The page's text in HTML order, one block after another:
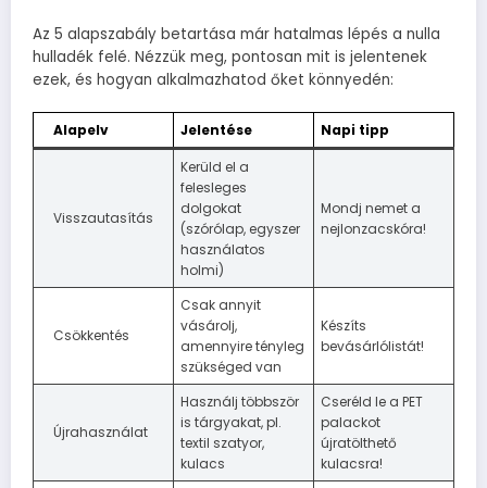
Az 5 alapszabály betartása már hatalmas lépés a nulla
hulladék felé. Nézzük meg, pontosan mit is jelentenek
ezek, és hogyan alkalmazhatod őket könnyedén:
Alapelv Jelentése Napi tipp
Visszautasítás
Kerüld el a
felesleges
dolgokat
(szórólap, egyszer
használatos
holmi)
Mondj nemet a
nejlonzacskóra!
Csökkentés
Csak annyit
vásárolj,
amennyire tényleg
szükséged van
Készíts
bevásárlólistát!
Újrahasználat
Használj többször
is tárgyakat, pl.
textil szatyor,
kulacs
Cseréld le a PET
palackot
újratölthető
kulacsra!